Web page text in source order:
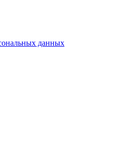
данных